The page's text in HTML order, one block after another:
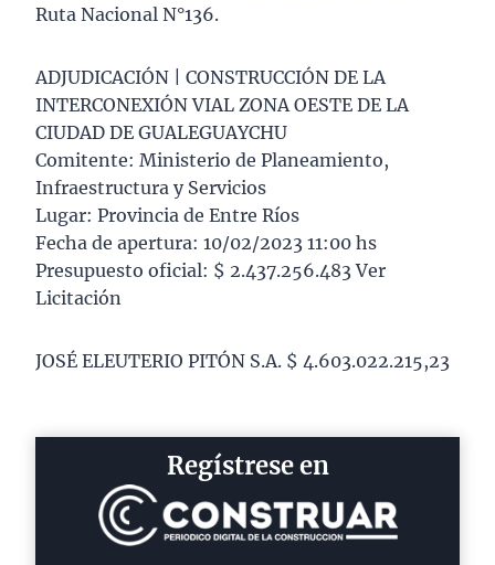
Ruta Nacional N°136.
ADJUDICACIÓN | CONSTRUCCIÓN DE LA
INTERCONEXIÓN VIAL ZONA OESTE DE LA
CIUDAD DE GUALEGUAYCHU
Comitente: Ministerio de Planeamiento,
Infraestructura y Servicios
Lugar: Provincia de Entre Ríos
Fecha de apertura: 10/02/2023 11:00 hs
Presupuesto oficial: $ 2.437.256.483 Ver
Licitación
JOSÉ ELEUTERIO PITÓN S.A. $ 4.603.022.215,23
Regístrese en